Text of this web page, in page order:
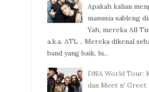
Apakah kalian
manusia sableng
Yah, mereka All
a.k.a. ATL .. Mereka dikenal
band yang baik, lu...
DNA World Tour:
dan Meet n' Greet